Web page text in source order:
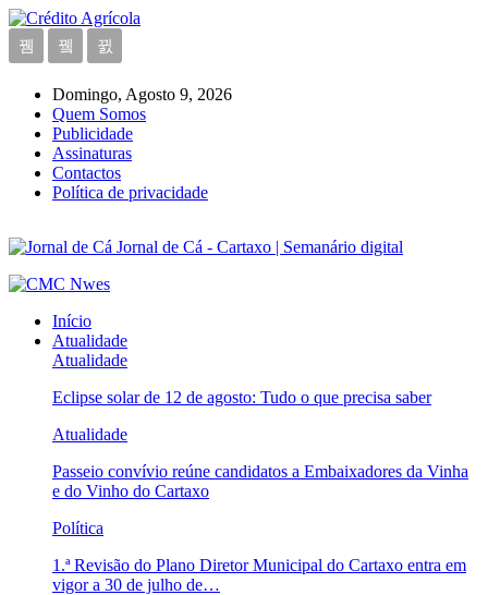
Domingo, Agosto 9, 2026
Quem Somos
Publicidade
Assinaturas
Contactos
Política de privacidade
Jornal de Cá - Cartaxo | Semanário digital
Início
Atualidade
Atualidade
Eclipse solar de 12 de agosto: Tudo o que precisa saber
Atualidade
Passeio convívio reúne candidatos a Embaixadores da Vinha
e do Vinho do Cartaxo
Política
1.ª Revisão do Plano Diretor Municipal do Cartaxo entra em
vigor a 30 de julho de…